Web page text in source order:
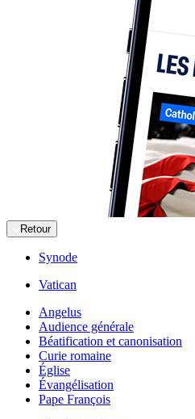
Retour
Synode
Vatican
Angelus
Audience générale
Béatification et canonisation
Curie romaine
Église
Évangélisation
Pape François